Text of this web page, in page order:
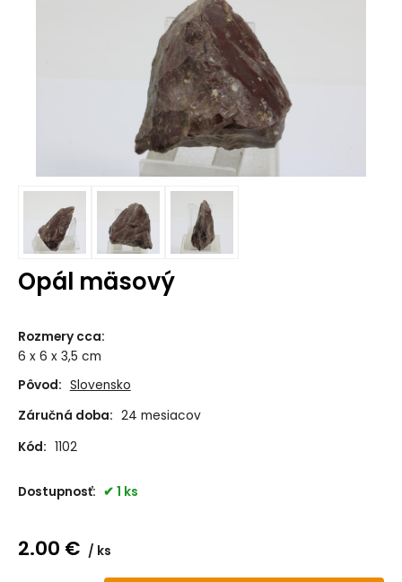
Opál mäsový
Rozmery cca:
6 x 6 x 3,5 cm
Pôvod: Slovensko
Záručná doba: 24 mesiacov
Kód: 1102
Dostupnosť: 1 ks
2.00 € ks